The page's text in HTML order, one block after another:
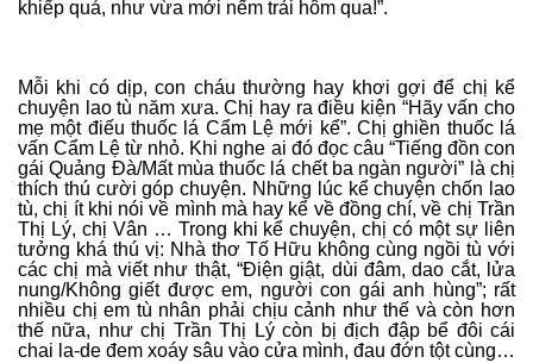
khiếp quá, như vừa mới nếm trải hôm qua!”.
Mỗi khi có dịp, con cháu thường hay khơi gợi để chị kể
chuyện lao tù năm xưa. Chị hay ra điều kiện “Hãy vấn cho
mẹ một điếu thuốc lá Cẩm Lệ mới kể”. Chị ghiền thuốc lá
vấn Cẩm Lệ từ nhỏ. Khi nghe ai đó đọc câu “Tiếng đồn con
gái Quảng Đà/Mất mùa thuốc lá chết ba ngàn người” là chị
thích thú cười góp chuyện. Những lúc kể chuyện chốn lao
tù, chị ít khi nói về mình mà hay kể về đồng chí, về chị Trần
Thị Lý, chị Vân … Trong khi kể chuyện, chị có một sự liên
tưởng khá thú vị: Nhà thơ Tố Hữu không cùng ngồi tù với
các chị mà viết như thật, “Điện giật, dùi đâm, dao cắt, lửa
nung/Không giết được em, người con gái anh hùng”; rất
nhiều chị em tù nhân phải chịu cảnh như thế và còn hơn
thế nữa, như chị Trần Thị Lý còn bị địch đập bể đôi cái
chai la-de đem xoáy sâu vào cửa mình, đau đớn tột cùng…